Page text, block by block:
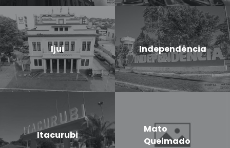
Ijui Independência
Itacurubi
Mato
Queimado